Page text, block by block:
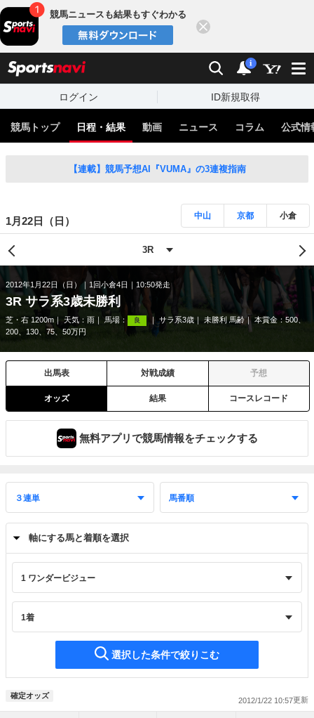
競馬ニュースも結果もすぐわかる
検索 通知
i
ログイン ID新規取得
競馬トップ 日程・結果 動画 ニュース コラム 公式情
【連載】競馬予想AI『VUMA』の3連複指南
1月22日（日） 中山 京都 小倉
2012年1月22日（日） 1回小倉4日 10:50発走
3R サラ系3歳未勝利
芝・右 1200m 天気： 雨 馬場： 良 サラ系3歳 未勝利 馬齢
本賞金：500、
200、130、75、50万円
出馬表 対戦成績 予想
オッズ 結果 コースレコード
無料アプリで競馬情報をチェックする
軸にする馬と着順を選択
選択した条件で絞りこむ
確定オッズ
2012/1/22 10:57